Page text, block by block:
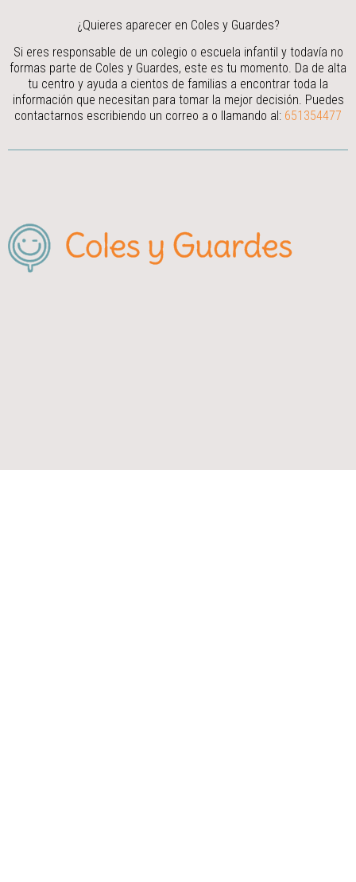
¿Quieres aparecer en Coles y Guardes?
Si eres responsable de un colegio o escuela infantil y todavía no
formas parte de Coles y Guardes, este es tu momento. Da de alta
tu centro y ayuda a cientos de familias a encontrar toda la
información que necesitan para tomar la mejor decisión. Puedes
contactarnos escribiendo un correo a o llamando al: 651354477